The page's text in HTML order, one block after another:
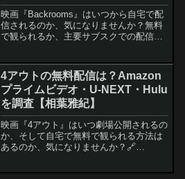
桃子・仲村トオル】
映画『Backrooms』はいつから自宅で配
信されるのか、気になりませんか？無料
で観られるか、主要サブスクでの配信時
説します。🔗 AmazonでBackroomsの検
索...
4アウトの無料配信は？Amazon
プライムビデオ・U-NEXT・Hulu
を調査【相葉雅紀】
映画『4アウト』はいつ劇場公開されるの
か、そして自宅で無料で観られる方法は
あるのか、気になりませんか？🔗